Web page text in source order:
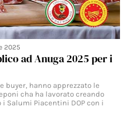
2025
ad Anuga 2025 per i
hanno apprezzato le
cha ha lavorato creando
Salumi Piacentini DOP con i